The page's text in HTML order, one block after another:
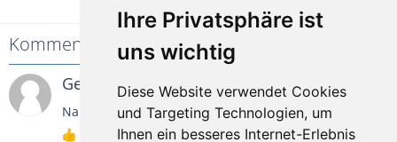
Ihre Privatsphäre ist
uns wichtig
Diese Website verwendet Cookies
und Targeting Technologien, um
Ihnen ein besseres Internet-Erlebnis
Kommentare
Gelöschter Nutzer 15. April 2018
Na das ist mal ein richtiges Abreißseil ?